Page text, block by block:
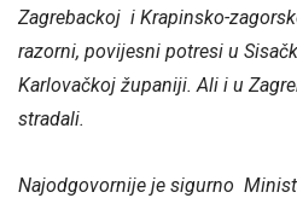
Zagrebackoj i Krapinsko-
razorni, povijesni potresi u
Karlovačkoj županiji. Ali i u
stradali.
Najodgovornije je sigurno